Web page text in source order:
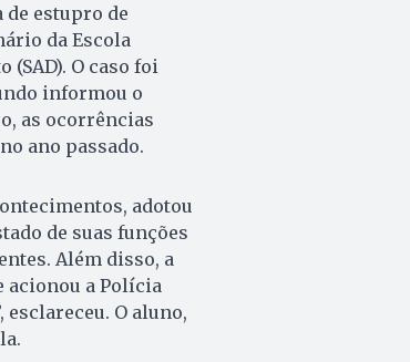
estupro de
da Escola
O caso foi
informou o
as ocorrências
ano passado.
adotou
de suas funções
Além disso, a
acionou a Polícia
O aluno,